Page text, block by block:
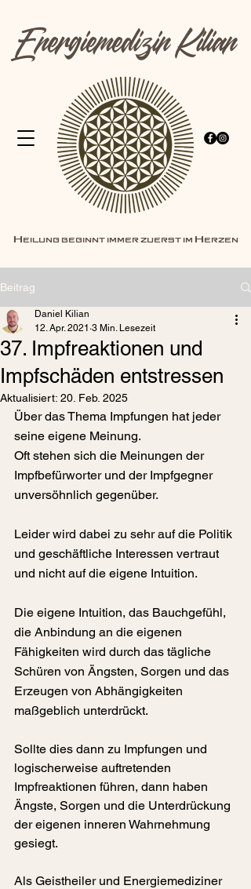
Energiemedizin Kilian
Heilung beginnt immer zuerst im Herzen
Beitrag
37. Impfreaktionen und
Impfschäden entstressen
Daniel Kilian
12. Apr. 2021 3 Min. Lesezeit
Aktualisiert: 20. Feb. 2025
Über das Thema Impfungen hat jeder
seine eigene Meinung.
Oft stehen sich die Meinungen der
Impfbefürworter und der Impfgegner
unversöhnlich gegenüber.
Leider wird dabei zu sehr auf die Politik
und geschäftliche Interessen vertraut
und nicht auf die eigene Intuition.
Die eigene Intuition, das Bauchgefühl,
die Anbindung an die eigenen
Fähigkeiten wird durch das tägliche
Schüren von Ängsten, Sorgen und das
Erzeugen von Abhängigkeiten
maßgeblich unterdrückt.
Sollte dies dann zu Impfungen und
logischerweise auftretenden
Impfreaktionen führen, dann haben
Ängste, Sorgen und die Unterdrückung
der eigenen inneren Wahrnehmung
gesiegt.
Als Geistheiler und Energiemediziner